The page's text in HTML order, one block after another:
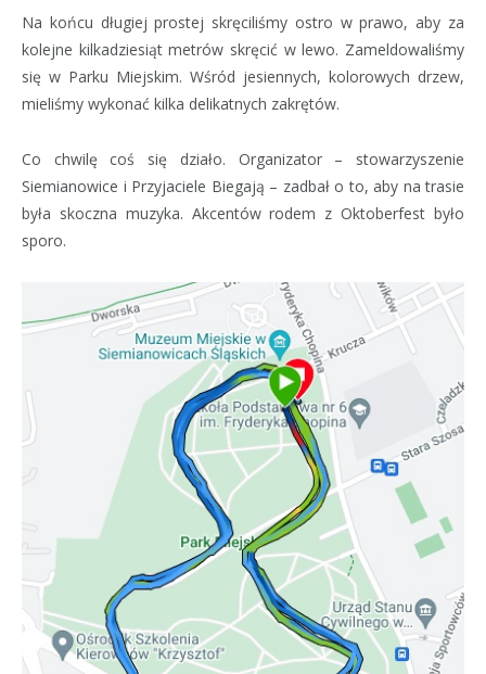
Na końcu długiej prostej skręciliśmy ostro w prawo, aby za
kolejne kilkadziesiąt metrów skręcić w lewo. Zameldowaliśmy
się w Parku Miejskim. Wśród jesiennych, kolorowych drzew,
mieliśmy wykonać kilka delikatnych zakrętów.
Co chwilę coś się działo. Organizator – stowarzyszenie
Siemianowice i Przyjaciele Biegają – zadbał o to, aby na trasie
była skoczna muzyka. Akcentów rodem z Oktoberfest było
sporo.